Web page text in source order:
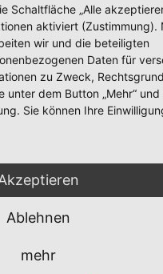
Schaltfläche „Alle
aktiviert (Zustimmung).
wir und die beteiligten
Daten für
zu Zweck,
unter dem Button „Mehr“ und
Sie können Ihre
Ablehnen
mehr